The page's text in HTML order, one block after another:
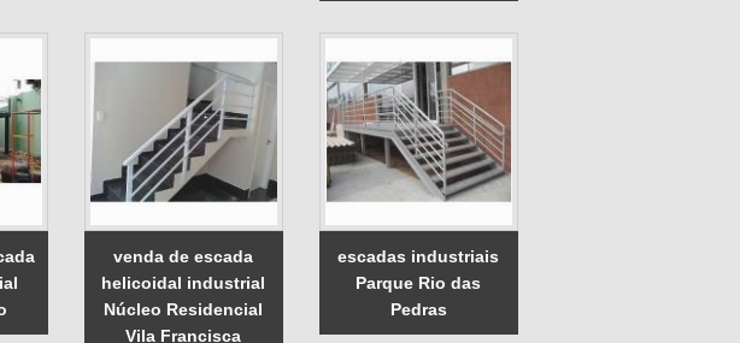
venda de escada
helicoidal industrial
Núcleo Residencial
Vila Francisca
escadas industriais
Parque Rio das
Pedras